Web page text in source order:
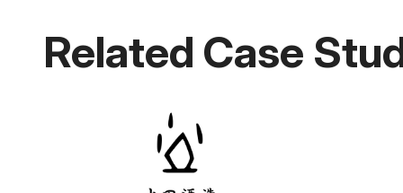
Related Case